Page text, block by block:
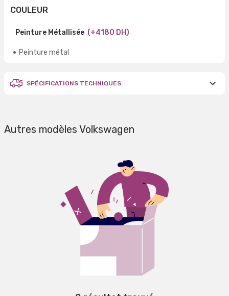
COULEUR
Peinture Métallisée (+4180 DH)
Peinture métal
SPÉCIFICATIONS TECHNIQUES
Autres modèles Volkswagen